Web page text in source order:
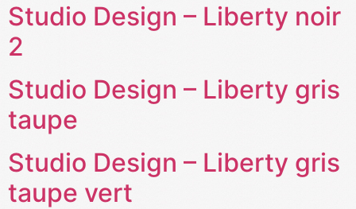
Studio Design – Liberty noir
2
Studio Design – Liberty gris
taupe
Studio Design – Liberty gris
taupe vert